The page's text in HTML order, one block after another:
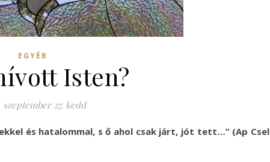
EGYÉB
Isten?
szeptember 27. kedd
és hatalommal, s ő ahol csak járt, jót tett…” (Ap Csel